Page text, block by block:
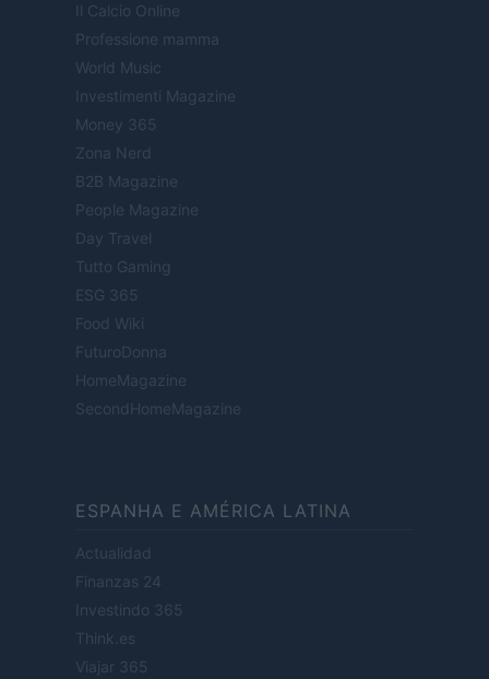
Il Calcio Online
Professione mamma
World Music
Investimenti Magazine
Money 365
Zona Nerd
B2B Magazine
People Magazine
Day Travel
Tutto Gaming
ESG 365
Food Wiki
FuturoDonna
HomeMagazine
SecondHomeMagazine
ESPANHA E AMÉRICA LATINA
Actualidad
Finanzas 24
Investindo 365
Think.es
Viajar 365